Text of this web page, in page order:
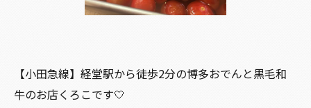
【小田急線】経堂駅から徒歩2分の博多おでんと黒毛和
牛のお店くろこです🤍